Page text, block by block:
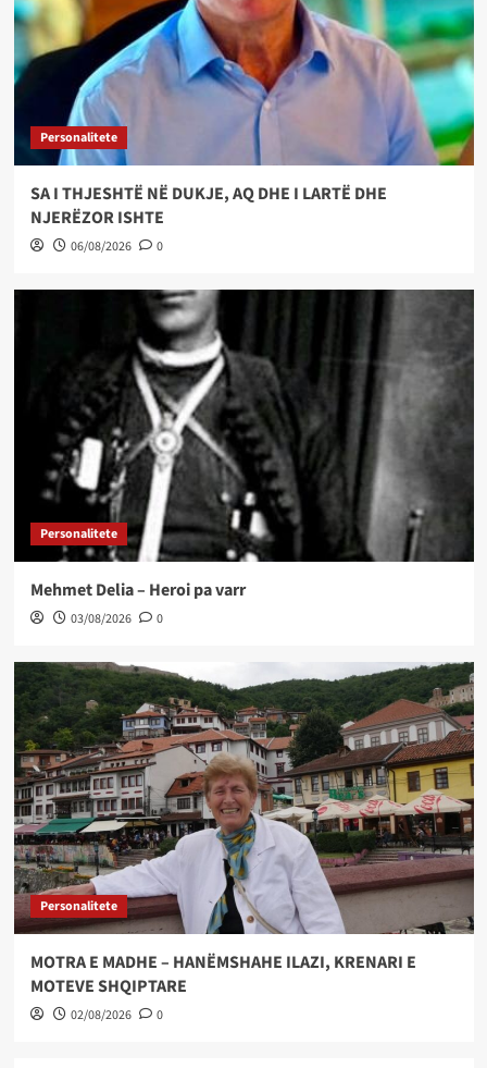
Personalitete
SA I THJESHTË NË DUKJE, AQ DHE I LARTË DHE
NJERËZOR ISHTE
06/08/2026 0
Personalitete
Mehmet Delia – Heroi pa varr
03/08/2026 0
Personalitete
MOTRA E MADHE – HANËMSHAHE ILAZI, KRENARI E
MOTEVE SHQIPTARE
02/08/2026 0